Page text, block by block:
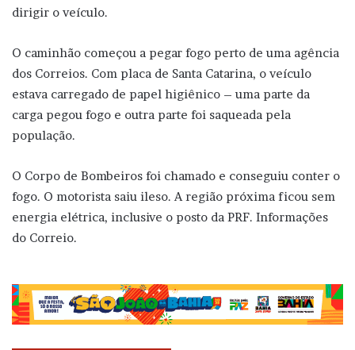
dirigir o veículo.
O caminhão começou a pegar fogo perto de uma agência
dos Correios. Com placa de Santa Catarina, o veículo
estava carregado de papel higiênico – uma parte da
carga pegou fogo e outra parte foi saqueada pela
população.
O Corpo de Bombeiros foi chamado e conseguiu conter o
fogo. O motorista saiu ileso. A região próxima ficou sem
energia elétrica, inclusive o posto da PRF. Informações
do Correio.